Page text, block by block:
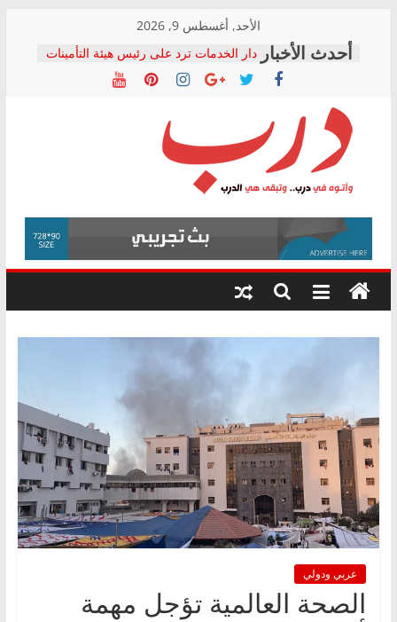
content
الأحد, أغسطس 9, 2026
دار الخدمات ترد على رئيس هيئة التأمينات
بعد مؤتمره الصحفي: إنكار الأزمة لا ينهي
معاناة أصحاب المعاشات.. ونطالب بكشف
فرحات سليمان يكتب: القطاع الصحي إلى
أين؟
حزب التحالف الشعبي يطلق لجنة “الحق
في الصحة” بالإسكندرية لرصد الانتهاكات
ودعم المرضى
الوزاري لمدينة الصحفيين.. وانتهاء أعمال
إنشاء المبنى الإداري
المجلس القومي لحقوق الإنسان يعلن
متابعة قضية الدكتور محمد زهران.. ويؤكد:
قرينة البراءة وضمانات المحاكمة العادلة
درب
وأتوه
درب..
وتبقى
هي
عربي ودولي
الصحة العالمية تؤجل مهمة